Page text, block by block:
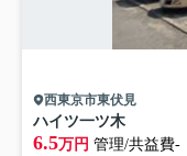
西東京市東伏見
ハイツ一ツ木
6.5万円 管理/共益費-